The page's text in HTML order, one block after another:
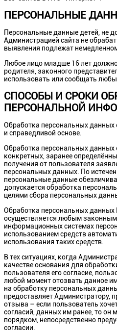
ПЕРСОНАЛЬНЫЕ
Персональные данные детей, не
Администрацией сайта не
выявления подлежат
Любое лицо младше 16 лет
родителя, законного
использовать или сообщать
СПОСОБЫ И СРОКИ
ПЕРСОНАЛЬНОЙ
Обработка персональных данных
и справедливой основе.
Обработка персональных данных
конкретных, заранее
получения от пользователя
персональных данных. По
персональные данные
допускается обработка
целями сбора персональных
Обработка персональных данных
осуществляется любым законным
информационных системах
использованием средств
использования таких средств.
В тех ситуациях, когда
качестве основания для
пользователя его согласие,
любой момент отозвать данное
на обработку персональных
предоставляет Администратору,
отзыва – если пользователь
согласий, данных им ранее, то он
порядком, непосредственно
согласии.